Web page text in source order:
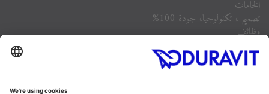
الخامات
تصميم ، تكنولوجيا، جودة 100%
وظائف
أسئلة مكررة